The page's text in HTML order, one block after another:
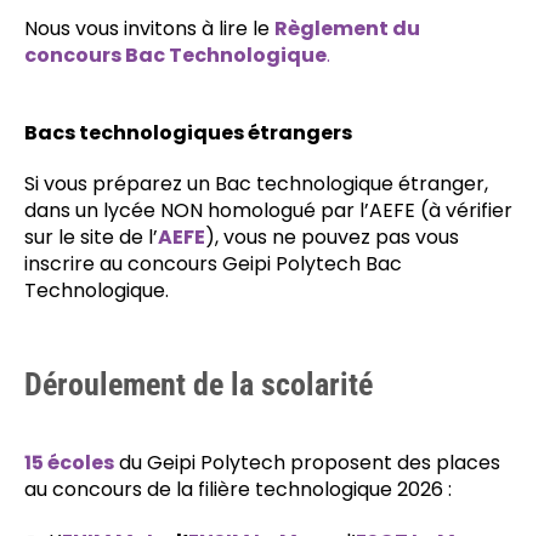
Nous vous invitons à lire le Règlement du
concours Bac Technologique.
Bacs technologiques étrangers
Si vous préparez un Bac technologique étranger,
dans un lycée NON homologué par l’AEFE (à vérifier
sur le site de l’AEFE), vous ne pouvez pas vous
inscrire au concours Geipi Polytech Bac
Technologique.
Déroulement de la scolarité
15 écolesdu Geipi Polytech proposent des places
au concours de la filière technologique 2026 :